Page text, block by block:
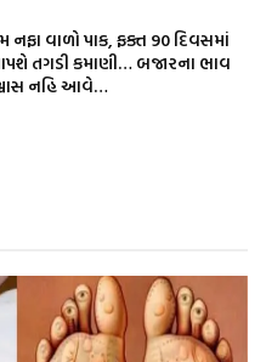
વાળો પાક, ફક્ત 90 દિવસમાં
તગડી કમાણી… બજારના ભાવ
નહિ આવે…